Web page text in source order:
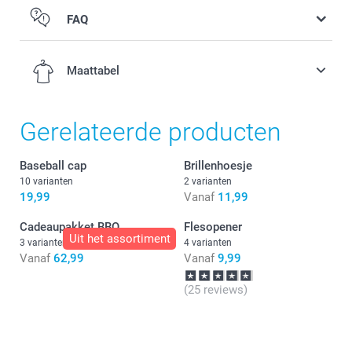
Wassen:
Droger:
FAQ
Maattabel
XS-S
52-54 cm
S-M
54-56 cm
M-L
Gerelateerde producten
Baseball cap
10 varianten
19,99
Brillenhoesje
2 varianten
Vanaf 11,99
Uit het assortiment
Cadeaupakket BBQ
3 varianten
Vanaf 62,99
Flesopener
4 varianten
Vanaf 9,99
(25 reviews)